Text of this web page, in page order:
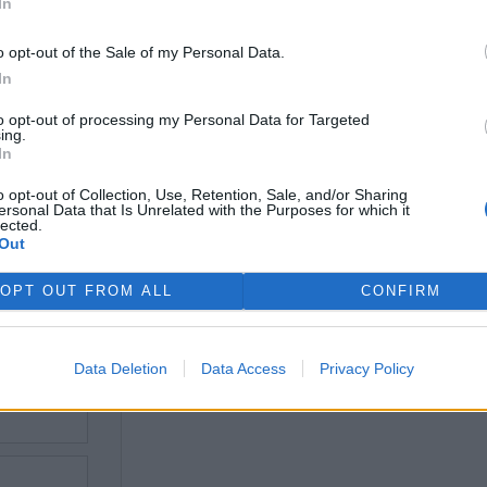
opt-out of the Sale of my Personal Data.
opt-out of processing my Personal Data for Targeted
opt-out of Collection, Use, Retention, Sale, and/or Sharing
Data that Is Unrelated with the Purposes for which it
OPT OUT FROM ALL CONFIRM
Data Deletion Data Access Privacy Policy
kras chce turisty
i na lákadla v
se rozptýlili
Muzeum v Říčanech u Prahy
a postřehy. Tím, že zde publikujete svůj příspěvek, se ale zároveň
porušení si redakce vyhrazuje právo smazat diskusní příspěvěk